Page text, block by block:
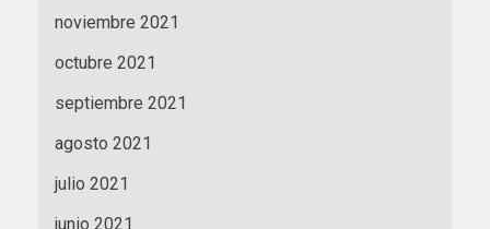
noviembre 2021
octubre 2021
septiembre 2021
agosto 2021
julio 2021
junio 2021